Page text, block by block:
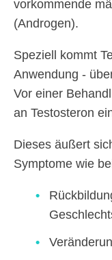
vorkommende
(Androgen).
Speziell kommt
Anwendung -
Vor einer
an Testosteron
Dieses äußert
Symptome wie